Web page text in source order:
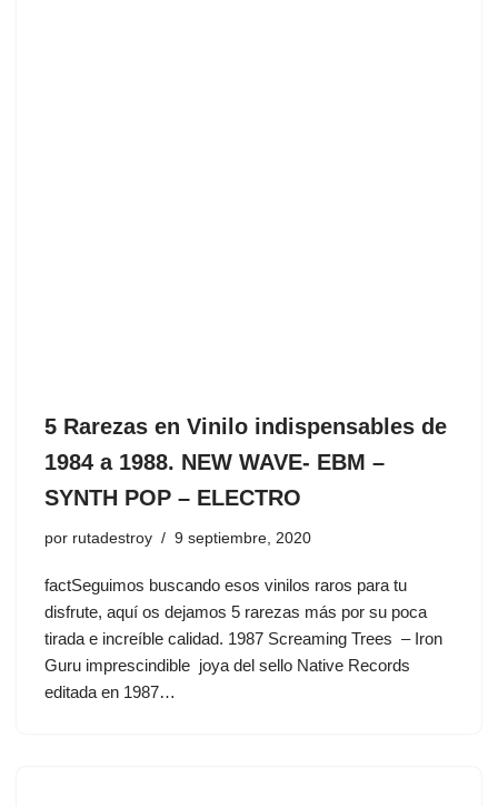
5 Rarezas en Vinilo indispensables de
1984 a 1988. NEW WAVE- EBM –
SYNTH POP – ELECTRO
por rutadestroy 9 septiembre, 2020
factSeguimos buscando esos vinilos raros para tu
disfrute, aquí os dejamos 5 rarezas más por su poca
tirada e increíble calidad. 1987 Screaming Trees ‎– Iron
Guru imprescindible joya del sello Native Records
editada en 1987…